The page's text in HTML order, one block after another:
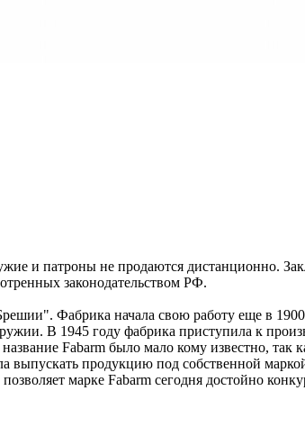
и патроны не продаются дистанционно.
законодательством РФ.
Фабрика начала свою работу еще в
В 1945 году фабрика приступила к
Fabarm было мало кому известно, так
выпускать продукцию под собственной
марке Fabarm сегодня достойно